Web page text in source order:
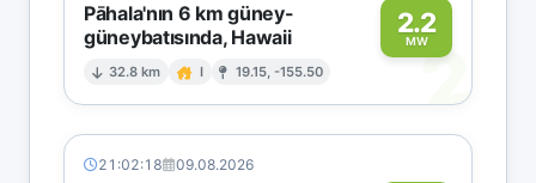
Pāhala'nın 6 km güney-
güneybatısında, Hawaii
32.8 km I 19.15, -155.50
2.2
MW2
21:02:18 09.08.2026